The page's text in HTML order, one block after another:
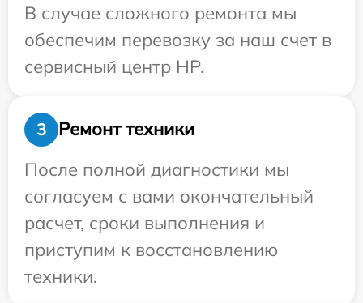
В случае сложного ремонта мы
обеспечим перевозку за наш счет в
сервисный центр HP.
3
Ремонт техники
После полной диагностики мы
согласуем с вами окончательный
расчет, сроки выполнения и
приступим к восстановлению
техники.